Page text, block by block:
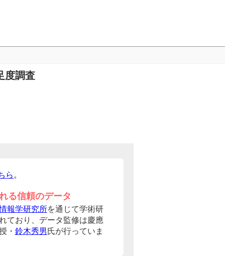
度調査
ら 。
る信頼のデータ
報学研究所を通じて学術研
ており、データ監修は慶應
・ 鈴木秀男 氏が行っていま